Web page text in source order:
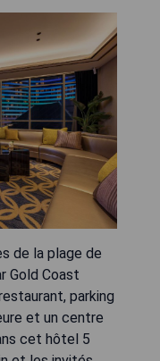
de la plage de
Gold Coast
parking
et un centre
cet hôtel 5